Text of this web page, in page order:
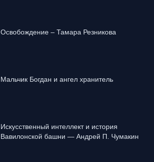
Освобождение – Тамара Резникова
Mальчик Богдан и ангел хранитель
Искусственный интеллект и история
Вавилонской башни — Андрей П. Чумакин